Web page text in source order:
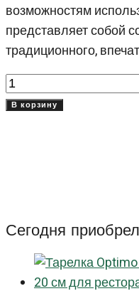
возможностям
представляет собой
традиционного,
Количество
товара
16
см
В корзину
Сегодня